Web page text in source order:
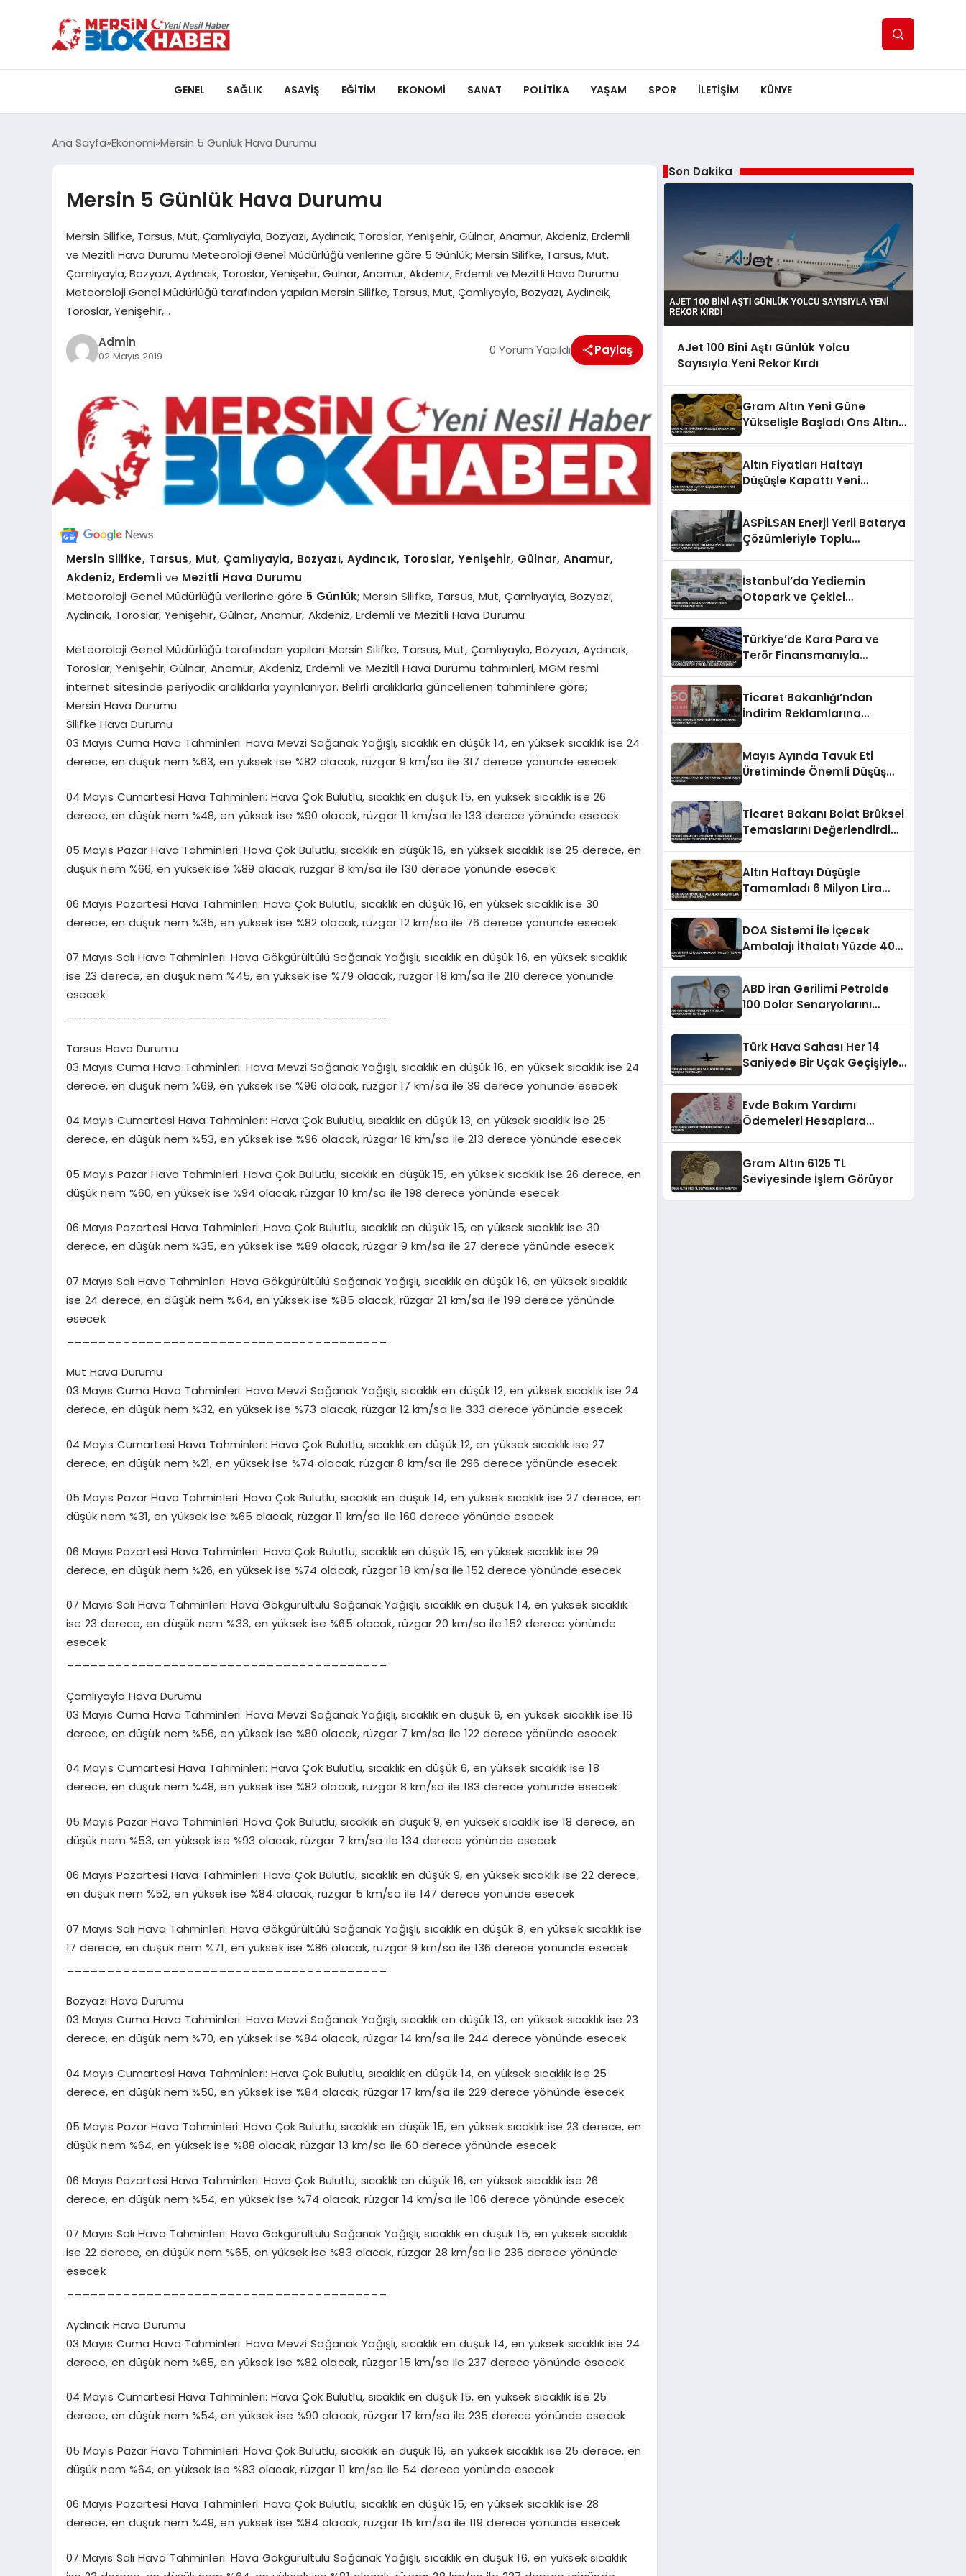
GENEL SAĞLIK ASAYIŞ EĞITIM EKONOMI SANAT POLITIKA YAŞAM SPOR ILETİŞİM KÜNYE
Ana Sayfa Ekonomi Mersin 5 Günlük Hava Durumu
Mersin 5 Günlük Hava Durumu
Mersin Silifke, Tarsus, Mut, Çamlıyayla, Bozyazı, Aydıncık, Toroslar, Yenişehir, Gülnar, Anamur, Akdeniz, Erdemli
ve Mezitli Hava Durumu Meteoroloji Genel Müdürlüğü verilerine göre 5 Günlük; Mersin Silifke, Tarsus, Mut,
Çamlıyayla, Bozyazı, Aydıncık, Toroslar, Yenişehir, Gülnar, Anamur, Akdeniz, Erdemli ve Mezitli Hava Durumu
Meteoroloji Genel Müdürlüğü tarafından yapılan Mersin Silifke, Tarsus, Mut, Çamlıyayla, Bozyazı, Aydıncık,
Toroslar, Yenişehir,…
Admin
02 Mayıs 2019 0 Yorum Yapıldı Paylaş
Mersin Silifke, Tarsus, Mut, Çamlıyayla, Bozyazı, Aydıncık, Toroslar, Yenişehir, Gülnar, Anamur,
Akdeniz, Erdemlive Mezitli Hava Durumu
Meteoroloji Genel Müdürlüğü verilerine göre 5 Günlük; Mersin Silifke, Tarsus, Mut, Çamlıyayla, Bozyazı,
Aydıncık, Toroslar, Yenişehir, Gülnar, Anamur, Akdeniz, Erdemli ve Mezitli Hava Durumu
Meteoroloji Genel Müdürlüğü tarafından yapılan Mersin Silifke, Tarsus, Mut, Çamlıyayla, Bozyazı, Aydıncık,
Toroslar, Yenişehir, Gülnar, Anamur, Akdeniz, Erdemli ve Mezitli Hava Durumu tahminleri, MGM resmi
internet sitesinde periyodik aralıklarla yayınlanıyor. Belirli aralıklarla güncellenen tahminlere göre;
Mersin Hava Durumu
Silifke Hava Durumu
03 Mayıs Cuma Hava Tahminleri: Hava Mevzi Sağanak Yağışlı, sıcaklık en düşük 14, en yüksek sıcaklık ise 24
derece, en düşük nem %63, en yüksek ise %82 olacak, rüzgar 9 km/sa ile 317 derece yönünde esecek
04 Mayıs Cumartesi Hava Tahminleri: Hava Çok Bulutlu, sıcaklık en düşük 15, en yüksek sıcaklık ise 26
derece, en düşük nem %48, en yüksek ise %90 olacak, rüzgar 11 km/sa ile 133 derece yönünde esecek
05 Mayıs Pazar Hava Tahminleri: Hava Çok Bulutlu, sıcaklık en düşük 16, en yüksek sıcaklık ise 25 derece, en
düşük nem %66, en yüksek ise %89 olacak, rüzgar 8 km/sa ile 130 derece yönünde esecek
06 Mayıs Pazartesi Hava Tahminleri: Hava Çok Bulutlu, sıcaklık en düşük 16, en yüksek sıcaklık ise 30
derece, en düşük nem %35, en yüksek ise %82 olacak, rüzgar 12 km/sa ile 76 derece yönünde esecek
07 Mayıs Salı Hava Tahminleri: Hava Gökgürültülü Sağanak Yağışlı, sıcaklık en düşük 16, en yüksek sıcaklık
ise 23 derece, en düşük nem %45, en yüksek ise %79 olacak, rüzgar 18 km/sa ile 210 derece yönünde
esecek
Tarsus Hava Durumu
03 Mayıs Cuma Hava Tahminleri: Hava Mevzi Sağanak Yağışlı, sıcaklık en düşük 16, en yüksek sıcaklık ise 24
derece, en düşük nem %69, en yüksek ise %96 olacak, rüzgar 17 km/sa ile 39 derece yönünde esecek
04 Mayıs Cumartesi Hava Tahminleri: Hava Çok Bulutlu, sıcaklık en düşük 13, en yüksek sıcaklık ise 25
derece, en düşük nem %53, en yüksek ise %96 olacak, rüzgar 16 km/sa ile 213 derece yönünde esecek
05 Mayıs Pazar Hava Tahminleri: Hava Çok Bulutlu, sıcaklık en düşük 15, en yüksek sıcaklık ise 26 derece, en
düşük nem %60, en yüksek ise %94 olacak, rüzgar 10 km/sa ile 198 derece yönünde esecek
06 Mayıs Pazartesi Hava Tahminleri: Hava Çok Bulutlu, sıcaklık en düşük 15, en yüksek sıcaklık ise 30
derece, en düşük nem %35, en yüksek ise %89 olacak, rüzgar 9 km/sa ile 27 derece yönünde esecek
07 Mayıs Salı Hava Tahminleri: Hava Gökgürültülü Sağanak Yağışlı, sıcaklık en düşük 16, en yüksek sıcaklık
ise 24 derece, en düşük nem %64, en yüksek ise %85 olacak, rüzgar 21 km/sa ile 199 derece yönünde
esecek
Mut Hava Durumu
03 Mayıs Cuma Hava Tahminleri: Hava Mevzi Sağanak Yağışlı, sıcaklık en düşük 12, en yüksek sıcaklık ise 24
derece, en düşük nem %32, en yüksek ise %73 olacak, rüzgar 12 km/sa ile 333 derece yönünde esecek
04 Mayıs Cumartesi Hava Tahminleri: Hava Çok Bulutlu, sıcaklık en düşük 12, en yüksek sıcaklık ise 27
derece, en düşük nem %21, en yüksek ise %74 olacak, rüzgar 8 km/sa ile 296 derece yönünde esecek
05 Mayıs Pazar Hava Tahminleri: Hava Çok Bulutlu, sıcaklık en düşük 14, en yüksek sıcaklık ise 27 derece, en
düşük nem %31, en yüksek ise %65 olacak, rüzgar 11 km/sa ile 160 derece yönünde esecek
06 Mayıs Pazartesi Hava Tahminleri: Hava Çok Bulutlu, sıcaklık en düşük 15, en yüksek sıcaklık ise 29
derece, en düşük nem %26, en yüksek ise %74 olacak, rüzgar 18 km/sa ile 152 derece yönünde esecek
07 Mayıs Salı Hava Tahminleri: Hava Gökgürültülü Sağanak Yağışlı, sıcaklık en düşük 14, en yüksek sıcaklık
ise 23 derece, en düşük nem %33, en yüksek ise %65 olacak, rüzgar 20 km/sa ile 152 derece yönünde
esecek
Çamlıyayla Hava Durumu
03 Mayıs Cuma Hava Tahminleri: Hava Mevzi Sağanak Yağışlı, sıcaklık en düşük 6, en yüksek sıcaklık ise 16
derece, en düşük nem %56, en yüksek ise %80 olacak, rüzgar 7 km/sa ile 122 derece yönünde esecek
04 Mayıs Cumartesi Hava Tahminleri: Hava Çok Bulutlu, sıcaklık en düşük 6, en yüksek sıcaklık ise 18
derece, en düşük nem %48, en yüksek ise %82 olacak, rüzgar 8 km/sa ile 183 derece yönünde esecek
05 Mayıs Pazar Hava Tahminleri: Hava Çok Bulutlu, sıcaklık en düşük 9, en yüksek sıcaklık ise 18 derece, en
düşük nem %53, en yüksek ise %93 olacak, rüzgar 7 km/sa ile 134 derece yönünde esecek
06 Mayıs Pazartesi Hava Tahminleri: Hava Çok Bulutlu, sıcaklık en düşük 9, en yüksek sıcaklık ise 22 derece,
en düşük nem %52, en yüksek ise %84 olacak, rüzgar 5 km/sa ile 147 derece yönünde esecek
07 Mayıs Salı Hava Tahminleri: Hava Gökgürültülü Sağanak Yağışlı, sıcaklık en düşük 8, en yüksek sıcaklık ise
17 derece, en düşük nem %71, en yüksek ise %86 olacak, rüzgar 9 km/sa ile 136 derece yönünde esecek
Bozyazı Hava Durumu
03 Mayıs Cuma Hava Tahminleri: Hava Mevzi Sağanak Yağışlı, sıcaklık en düşük 13, en yüksek sıcaklık ise 23
derece, en düşük nem %70, en yüksek ise %84 olacak, rüzgar 14 km/sa ile 244 derece yönünde esecek
04 Mayıs Cumartesi Hava Tahminleri: Hava Çok Bulutlu, sıcaklık en düşük 14, en yüksek sıcaklık ise 25
derece, en düşük nem %50, en yüksek ise %84 olacak, rüzgar 17 km/sa ile 229 derece yönünde esecek
05 Mayıs Pazar Hava Tahminleri: Hava Çok Bulutlu, sıcaklık en düşük 15, en yüksek sıcaklık ise 23 derece, en
düşük nem %64, en yüksek ise %88 olacak, rüzgar 13 km/sa ile 60 derece yönünde esecek
06 Mayıs Pazartesi Hava Tahminleri: Hava Çok Bulutlu, sıcaklık en düşük 16, en yüksek sıcaklık ise 26
derece, en düşük nem %54, en yüksek ise %74 olacak, rüzgar 14 km/sa ile 106 derece yönünde esecek
07 Mayıs Salı Hava Tahminleri: Hava Gökgürültülü Sağanak Yağışlı, sıcaklık en düşük 15, en yüksek sıcaklık
ise 22 derece, en düşük nem %65, en yüksek ise %83 olacak, rüzgar 28 km/sa ile 236 derece yönünde
esecek
Aydıncık Hava Durumu
03 Mayıs Cuma Hava Tahminleri: Hava Mevzi Sağanak Yağışlı, sıcaklık en düşük 14, en yüksek sıcaklık ise 24
derece, en düşük nem %65, en yüksek ise %82 olacak, rüzgar 15 km/sa ile 237 derece yönünde esecek
04 Mayıs Cumartesi Hava Tahminleri: Hava Çok Bulutlu, sıcaklık en düşük 15, en yüksek sıcaklık ise 25
derece, en düşük nem %54, en yüksek ise %90 olacak, rüzgar 17 km/sa ile 235 derece yönünde esecek
05 Mayıs Pazar Hava Tahminleri: Hava Çok Bulutlu, sıcaklık en düşük 16, en yüksek sıcaklık ise 25 derece, en
düşük nem %64, en yüksek ise %83 olacak, rüzgar 11 km/sa ile 54 derece yönünde esecek
06 Mayıs Pazartesi Hava Tahminleri: Hava Çok Bulutlu, sıcaklık en düşük 15, en yüksek sıcaklık ise 28
derece, en düşük nem %49, en yüksek ise %84 olacak, rüzgar 15 km/sa ile 119 derece yönünde esecek
07 Mayıs Salı Hava Tahminleri: Hava Gökgürültülü Sağanak Yağışlı, sıcaklık en düşük 16, en yüksek sıcaklık
Son Dakika
AJet 100 Bini Aştı Günlük Yolcu
Sayısıyla Yeni Rekor Kırdı
Gram Altın Yeni Güne
Yükselişle Başladı Ons Altın
Altın Fiyatları Haftayı
Düşüşle Kapattı Yeni
ASPİLSAN Enerji Yerli Batarya
Çözümleriyle Toplu
İstanbul’da Yediemin
Otopark ve Çekici
Türkiye’de Kara Para ve
Terör Finansmanıyla
Ticaret Bakanlığı’ndan
İndirim Reklamlarına
Mayıs Ayında Tavuk Eti
Üretiminde Önemli Düşüş
Ticaret Bakanı Bolat Brüksel
Temaslarını Değerlendirdi
Altın Haftayı Düşüşle
Tamamladı 6 Milyon Lira
DOA Sistemi İle İçecek
Ambalajı İthalatı Yüzde 40
ABD İran Gerilimi Petrolde
100 Dolar Senaryolarını
Türk Hava Sahası Her 14
Saniyede Bir Uçak Geçişiyle
Evde Bakım Yardımı
Ödemeleri Hesaplara
Gram Altın 6125 TL
Seviyesinde İşlem Görüyor